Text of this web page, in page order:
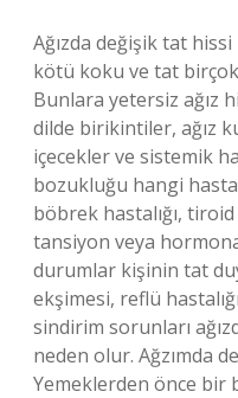
Ağızda değişik tat hissi
kötü koku ve tat
Bunlara yetersiz ağız
dilde birikintiler, ağız
içecekler ve sistemik
bozukluğu hangi
böbrek hastalığı,
tansiyon veya
durumlar kişinin tat
ekşimesi, reflü
sindirim sorunları
neden olur. Ağzımda
Yemeklerden önce bir